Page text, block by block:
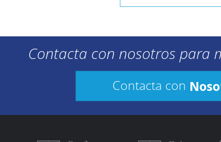
Contacta con nosotros para
Contacta con